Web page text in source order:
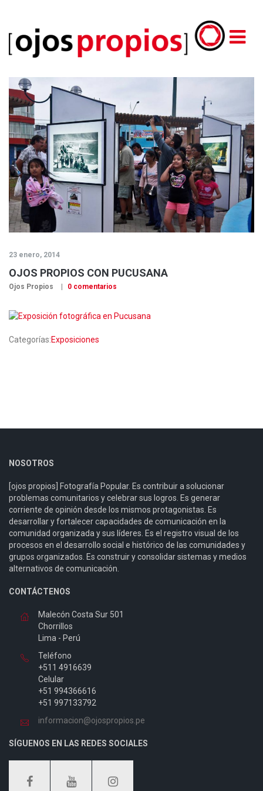
23 enero, 2014
OJOS PROPIOS CON PUCUSANA
Ojos Propios 0 comentarios
Categorías:Exposiciones
NOSOTROS
[ojos propios] Fotografía Popular. Es contribuir a solucionar
problemas comunitarios y celebrar sus logros. Es generar
corriente de opinión desde los mismos protagonistas. Es
desarrollar y fortalecer capacidades de comunicación en la
comunidad organizada y sus líderes. Es el registro visual de los
procesos en el desarrollo social e histórico de las comunidades y
grupos organizados. Es construir y consolidar sistemas y medios
alternativos de comunicación.
CONTÁCTENOS
Malecón Costa Sur 501
Chorrillos
Lima - Perú
Teléfono
+511 4916639
Celular
+51 994366616
+51 997133792
informacion@ojospropios.pe
SÍGUENOS EN LAS REDES SOCIALES